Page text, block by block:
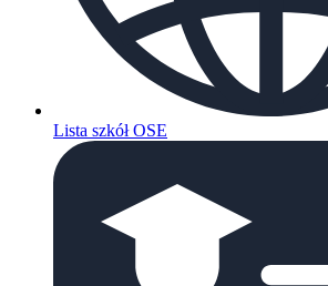
Lista szkół OSE